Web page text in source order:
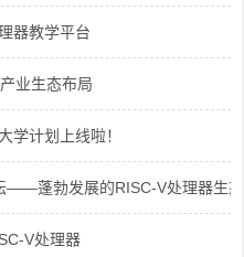
器教学平台
业生态布局
学计划上线啦！
——蓬勃发展的RISC-V处理器生态
V处理器